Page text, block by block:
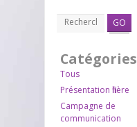
GO
Catégories
Tous
Présentation filière
Campagne de
communication